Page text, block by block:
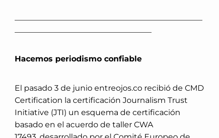
Hacemos periodismo confiable
El pasado 3 de junio entreojos.co recibió de CMD
Certification la certificación Journalism Trust
Initiative (JTI) un esquema de certificación
basado en el acuerdo de taller CWA